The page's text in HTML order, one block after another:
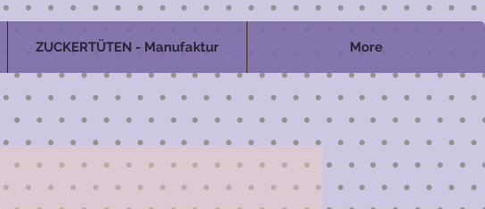
ZUCKERTÜTEN - Manufaktur More